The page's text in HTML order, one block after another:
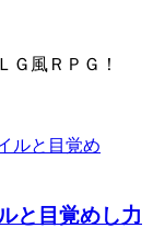
Ｇ風ＲＰＧ！
と目覚めし力